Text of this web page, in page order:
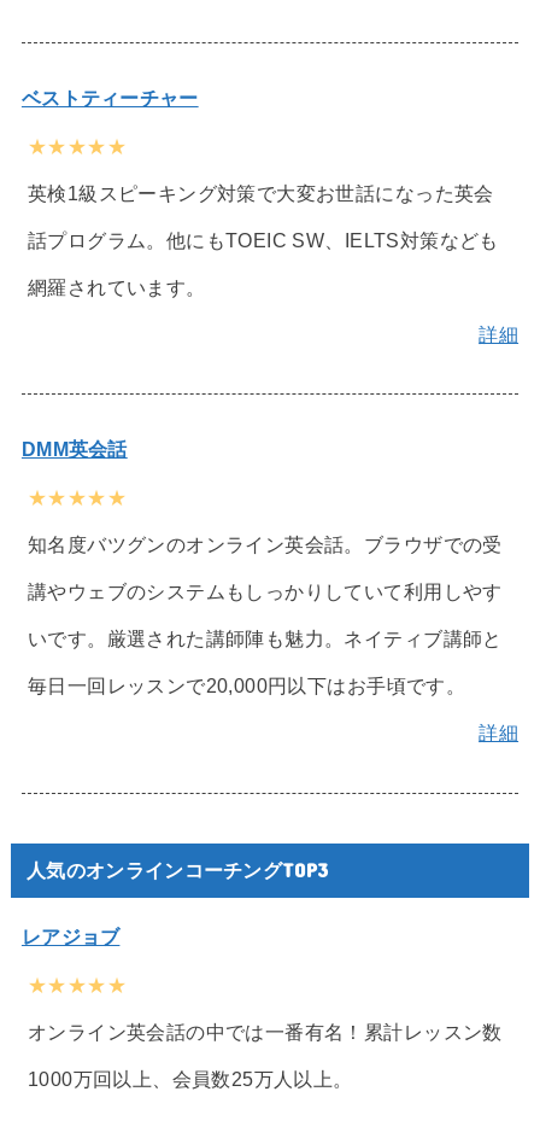
ベストティーチャー
★★★★★
英検1級スピーキング対策で大変お世話になった英会
話プログラム。他にもTOEIC SW、IELTS対策なども
網羅されています。
詳細
DMM英会話
★★★★★
知名度バツグンのオンライン英会話。ブラウザでの受
講やウェブのシステムもしっかりしていて利用しやす
いです。厳選された講師陣も魅力。ネイティブ講師と
毎日一回レッスンで20,000円以下はお手頃です。
詳細
人気のオンラインコーチングTOP3
レアジョブ
★★★★★
オンライン英会話の中では一番有名！累計レッスン数
1000万回以上、会員数25万人以上。